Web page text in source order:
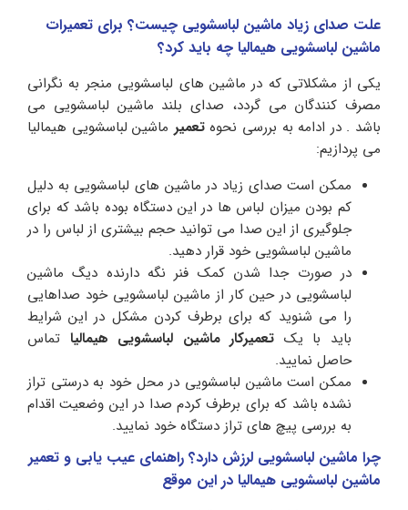
علت صدای زیاد ماشین لباسشویی چیست؟ برای تعمیرات
ماشین لباسشویی هیمالیا چه باید کرد؟
یکی از مشکلاتی که در ماشین های لباسشویی منجر به نگرانی
مصرف کنندگان می گردد، صدای بلند ماشین لباسشویی می
باشد . در ادامه به بررسی نحوهتعمیر ماشین لباسشویی هیمالیا
می پردازیم:
ممکن است صدای زیاد در ماشین های لباسشویی به دلیل
کم بودن میزان لباس ها در این دستگاه بوده باشد که برای
جلوگیری از این صدا می توانید حجم بیشتری از لباس را در
ماشین لباسشویی خود قرار دهید.
در صورت جدا شدن کمک فنر نگه دارنده دیگ ماشین
لباسشویی در حین کار از ماشین لباسشویی خود صداهایی
را می شنوید که برای برطرف کردن مشکل در این شرایط
باید با یک تعمیرکار ماشین لباسشویی هیمالیا تماس
حاصل نمایید.
ممکن است ماشین لباسشویی در محل خود به درستی تراز
نشده باشد که برای برطرف کردم صدا در این وضعیت اقدام
به بررسی پیچ های تراز دستگاه خود نمایید.
چرا ماشین لباسشویی لرزش دارد؟ راهنمای عیب یابی و تعمیر
ماشین لباسشویی هیمالیا در این موقع